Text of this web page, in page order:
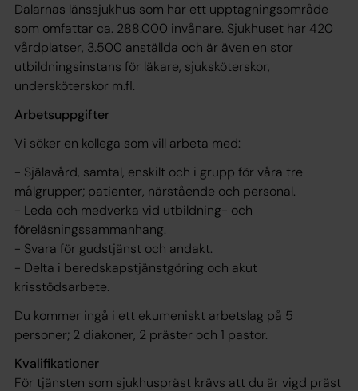
Dalarnas länssjukhus som har ett upptagningsområde
som omfattar ca. 288.000 invånare. Sjukhuset har 420
vårdplatser, 3.500 anställda och är även en stor
utbildningsinstans för läkare, sjuksköterskor,
undersköterskor m.fl.
Arbetsuppgifter
Vi söker en kollega som vill arbeta med:
- Själavård, samtal, enskilt och i grupp för våra tre
målgrupper; patienter, närstående och personal.
- Leda och medverka vid utbildning- och
föreläsningssammanhang.
- Svara för gudstjänst och andakt.
- Delta i beredskapstjänstgöring och akut
krisstödsarbete.
Du kommer ingå i ett ekumeniskt arbetslag på 5
personer; 2 diakoner, 2 präster och 1 pastor.
Kvalifikationer
För tjänsten som sjukhuspräst krävs att du är vigd präst